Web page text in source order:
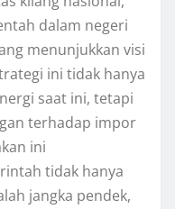
dalam negeri
menunjukkan visi
ini tidak hanya
saat ini, tetapi
terhadap impor
ini
tidak hanya
jangka pendek,